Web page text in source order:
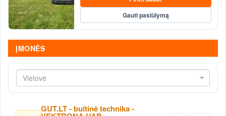
Gauti pasiūlymą
ĮMONĖS
Vietovė
GUT.LT - buitinė technika -